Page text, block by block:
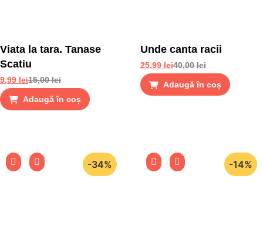
Viata la tara. Tanase
Scatiu
15,00lei
9,99 lei
Adaugă în coș
Unde canta racii
40,00lei
25,99 lei
Adaugă în coș
-34% -14%